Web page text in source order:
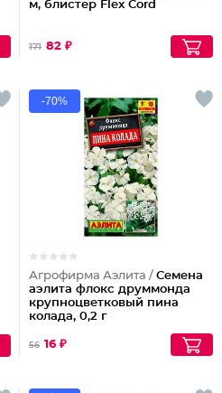
м, блистер Flex Cord
171 82 ₽
-70%
Агрофирма Аэлита / Семена
аэлита флокс друммонда
крупноцветковый пина
колада, 0,2 г
56 16 ₽